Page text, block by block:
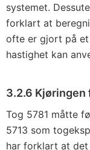
systemet.
forklart at
ofte er gjort på et
hastighet kan
3.2.6 Kjøringen
Tog 5781 måtte
5713 som
har forklart at